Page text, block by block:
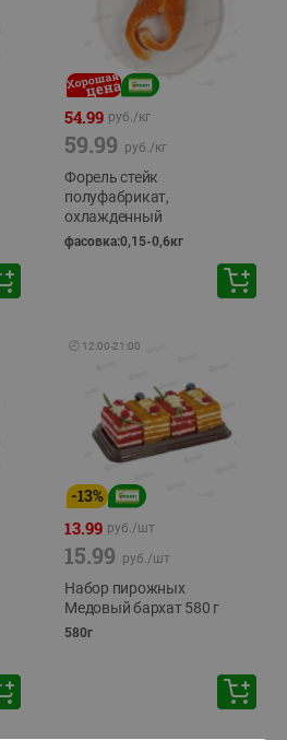
54.99 руб./кг
59.99 руб./кг
Форель стейк
полуфабрикат,
охлажденный
фасовка:0,15-0,6кг
🕘 12:00-21:00
-13%
13.99 руб./шт
15.99 руб./шт
Набор пирожных
Медовый бархат 580 г
580г